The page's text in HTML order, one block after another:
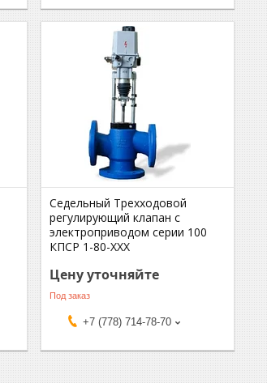
Седельный Трехходовой
регулирующий клапан с
электроприводом серии 100
КПСР 1-80-ХХХ
Цену уточняйте
Под заказ
+7 (778) 714-78-70